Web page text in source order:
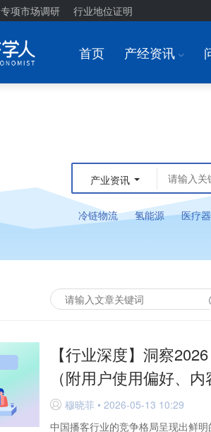
专项市场调研 行业地位证明
首页 产经资讯 I
产业资讯
冷链物流 氢能源 医疗
【行业深度】洞察
（附用户使用偏好、
D 穆晓菲 • 2026-05-13 10:29
中国播客行业的竞争格局呈现出鲜